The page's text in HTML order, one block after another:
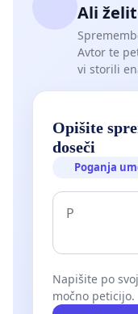
Ali
Avtor te
vi storili
Opišite
doseči
Poganja
Napišite po
močno peticijo.